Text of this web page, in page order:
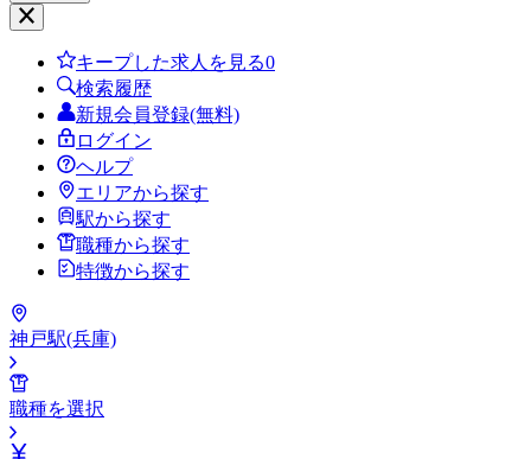
キープした求人を見る0
検索履歴
新規会員登録(無料)
ログイン
ヘルプ
エリアから探す
駅から探す
職種から探す
特徴から探す
神戸駅(兵庫)
職種を選択